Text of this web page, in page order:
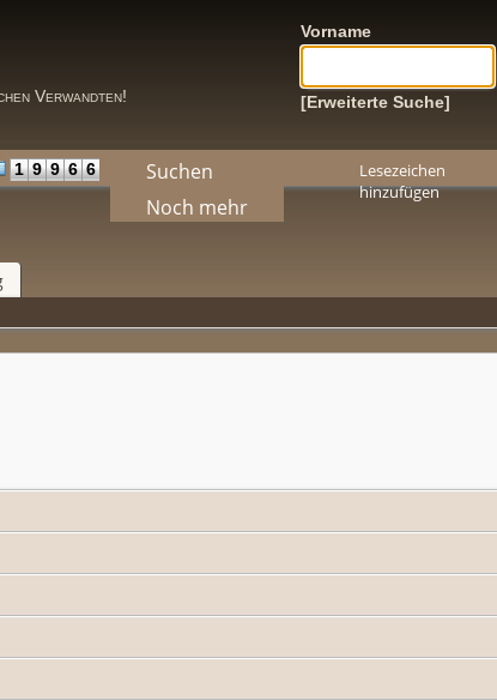
Verwandten!
Vorname
[Erweiterte Suche]
1 9 9 6 6
Suchen
Noch mehr
Lesezeichen
hinzufügen